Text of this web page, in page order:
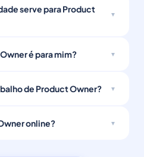
serve para Product
é para mim?
de Product Owner?
online?